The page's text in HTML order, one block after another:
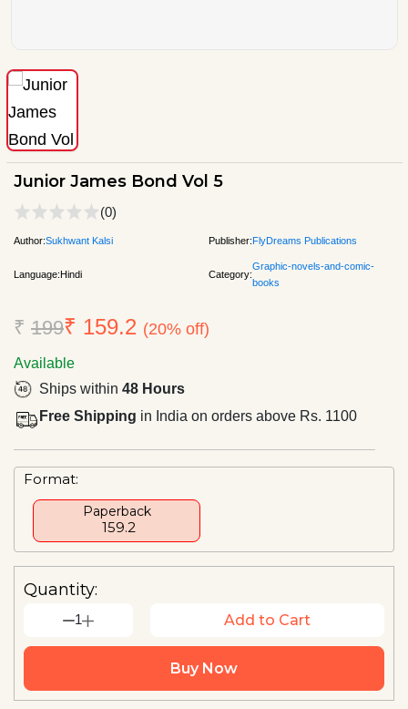
Junior James Bond Vol 5
(0)
Author:Sukhwant Kalsi Publisher:FlyDreams Publications
Language:Hindi Category:
Graphic-novels-and-comic-
books
₹ 199₹ 159.2 (20% off)
Available
Ships within 48 Hours
Free Shipping in India on orders above Rs. 1100
Format:
Paperback
₹ 159.2
Quantity:
1 Add to Cart
Buy Now